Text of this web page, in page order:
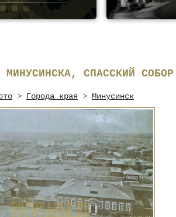
МИНУСИНСКА, СПАССКИЙ
> Города края > Минусинск